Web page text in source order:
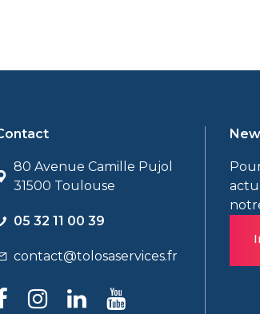
80 Avenue Camille Pujol
31500 Toulouse
05 32 11 00 39
contact@tolosaservices.fr